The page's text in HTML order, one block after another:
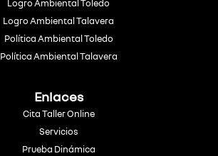
Logro Ambiental Toledo
Logro Ambiental Talavera
Política Ambiental Toledo
Política Ambiental Talavera
Enlaces
Cita Taller Online
Servicios
Prueba Dinámica